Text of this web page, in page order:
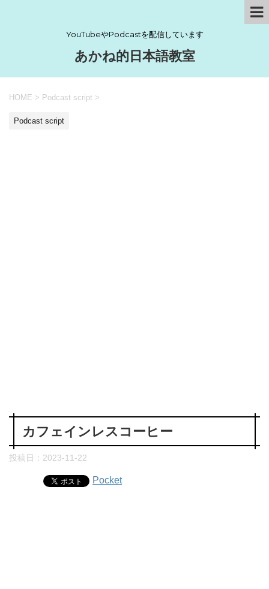
YouTubeやPodcastを配信しています
あかね的日本語教室
HOME > Podcast script >
Podcast script
カフェインレスコーヒー
投稿日： 2023-11-22
Pocket